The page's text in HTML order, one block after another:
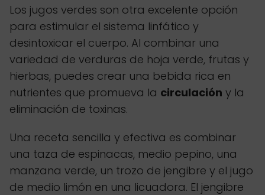
Los jugos verdes son otra excelente opción
para estimular el sistema linfático y
desintoxicar el cuerpo. Al combinar una
variedad de verduras de hoja verde, frutas y
hierbas, puedes crear una bebida rica en
nutrientes que promueva la circulación y la
eliminación de toxinas.
Una receta sencilla y efectiva es combinar
una taza de espinacas, medio pepino, una
manzana verde, un trozo de jengibre y el jugo
de medio limón en una licuadora. El jengibre